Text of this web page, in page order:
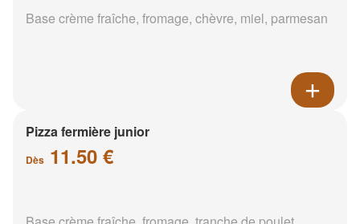
Base crème fraîche, fromage, chèvre, miel, parmesan
Pizza fermière junior
Dès 11.50 €